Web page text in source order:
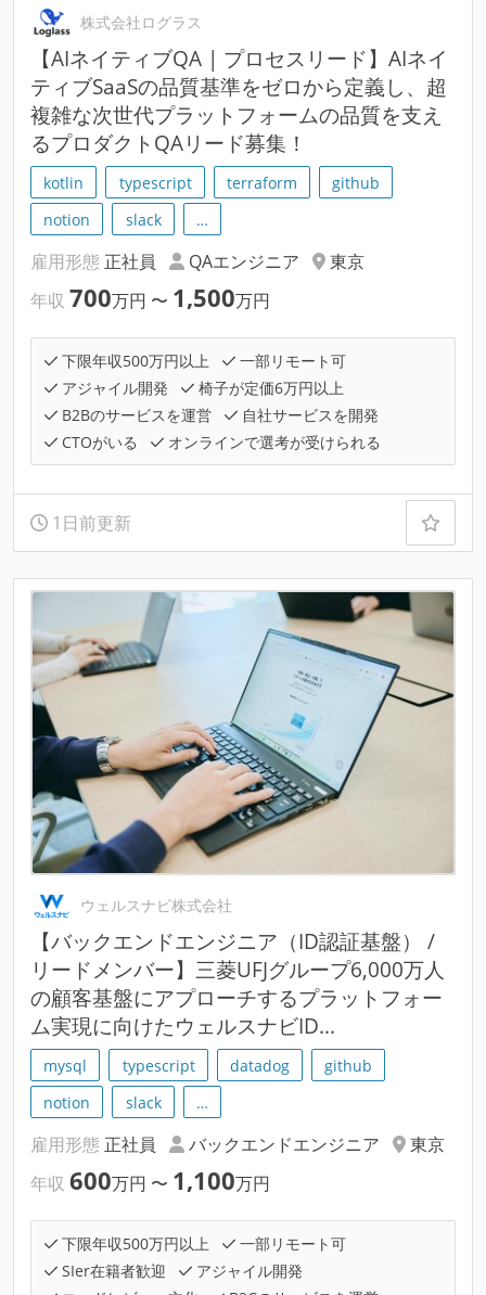
株式会社ログラス
【AIネイティブQA | プロセスリード】AIネイ
ティブSaaSの品質基準をゼロから定義し、超
複雑な次世代プラットフォームの品質を支え
るプロダクトQAリード募集！
kotlin typescript terraform
github
notion
slack …
雇用形態 正社員 QAエンジニア
東京
年収 700万円 〜 1,500万円
下限年収500万円以上
一部リモート可
アジャイル開発
椅子が定価6万円以上
B2Bのサービスを運営
自社サービスを開発
CTOがいる
オンラインで選考が受けられる
1日前更新
ウェルスナビ株式会社
【バックエンドエンジニア（ID認証基盤） /
リードメンバー】三菱UFJグループ6,000万人
の顧客基盤にアプローチするプラットフォー
ム実現に向けたウェルスナビID...
mysql typescript datadog
github
notion
slack …
雇用形態 正社員 バックエンドエンジニア
東京
年収 600万円 〜 1,100万円
下限年収500万円以上
一部リモート可
SIer在籍者歓迎
アジャイル開発